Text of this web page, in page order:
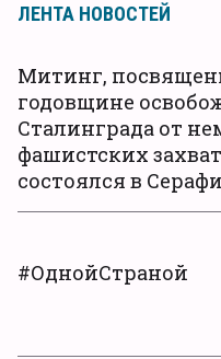
ЛЕНТА НОВОСТЕЙ
Митинг,
годовщине
Сталинграда от
фашистских
состоялся в
#ОднойСтраной